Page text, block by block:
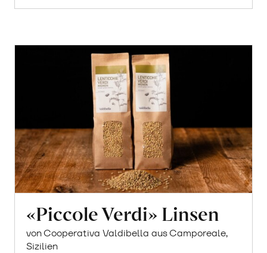
«Piccole Verdi» Linsen
von Cooperativa Valdibella aus Camporeale,
Sizilien